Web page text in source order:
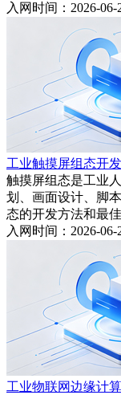
入网时间：2026-06-
工业触摸屏组态开
触摸屏组态是工业
划、画面设计、脚
态的开发方法和最佳
入网时间：2026-06-
工业物联网边缘计